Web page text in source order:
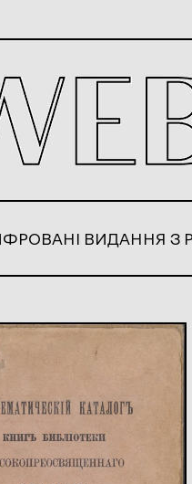
ВИДАННЯ З